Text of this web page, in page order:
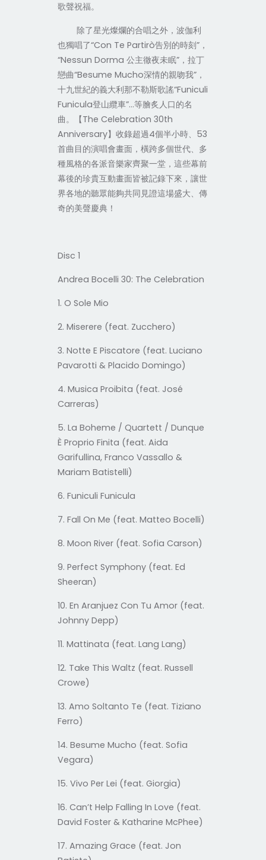
歌聲祝福。
除了星光燦爛的合唱之外，波伽利
也獨唱了“Con Te Partirò告別的時刻”，
“Nessun Dorma 公主徹夜未眠”，拉丁
戀曲“Besume Mucho深情的親吻我”，
十九世紀的義大利那不勒斯歌謠“Funiculi
Funicula登山纜車”…等膾炙人口的名
曲。
【The Celebration 30th
Anniversary】收錄超過4個半小時、 53
首曲目的演唱會畫面，橫跨多個世代、多
種風格的各派音樂家齊聚一堂，這些幕前
幕後的珍貴互動畫面皆被記錄下來，讓世
界各地的聽眾能夠共同見證這場盛大、傳
奇的美聲慶典！
Disc 1
Andrea Bocelli 30: The Celebration
1. O Sole Mio
2. Miserere (feat. Zucchero)
3. Notte E Piscatore (feat. Luciano
Pavarotti & Placido Domingo)
4. Musica Proibita (feat. José
Carreras)
5. La Boheme / Quartett / Dunque
È Proprio Finita (feat. Aida
Garifullina, Franco Vassallo &
Mariam Batistelli)
6. Funiculi Funicula
7. Fall On Me (feat. Matteo Bocelli)
8. Moon River (feat. Sofia Carson)
9. Perfect Symphony (feat. Ed
Sheeran)
10. En Aranjuez Con Tu Amor (feat.
Johnny Depp)
11. Mattinata (feat. Lang Lang)
12. Take This Waltz (feat. Russell
Crowe)
13. Amo Soltanto Te (feat. Tiziano
Ferro)
14. Besume Mucho (feat. Sofia
Vegara)
15. Vivo Per Lei (feat. Giorgia)
16. Can’t Help Falling In Love (feat.
David Foster & Katharine McPhee)
17. Amazing Grace (feat. Jon